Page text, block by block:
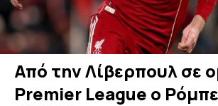
Από την Λίβερπουλ σε
Premier League ο